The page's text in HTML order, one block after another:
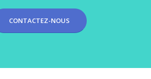
CONTACTEZ-NOUS